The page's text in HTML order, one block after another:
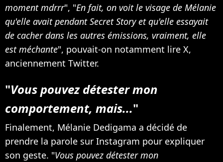
moment mdrrr", "En fait, on voit le visage de Mélanie
qu'elle avait pendant Secret Story et qu'elle essayait
de cacher dans les autres émissions, vraiment, elle
est méchante", pouvait-on notamment lire X,
anciennement Twitter.
"Vous pouvez détester mon
comportement, mais..."
Finalement, Mélanie Dedigama a décidé de
prendre la parole sur Instagram pour expliquer
son geste. "Vous pouvez détester mon